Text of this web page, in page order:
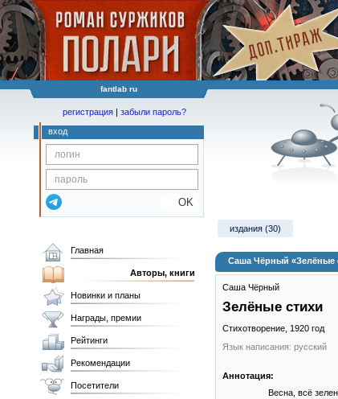
fantlab ru
регистрация | забыли пароль?
вход
OK
издания (30)
Саша Чёрный «Зелёные
Саша Чёрный
Зелёные стихи
Стихотворение, 1920 год
Язык написания: русский
Аннотация:
Весна, всё
Главная
Авторы, книги
Новинки и планы
Награды, премии
Рейтинги
Рекомендации
Посетители